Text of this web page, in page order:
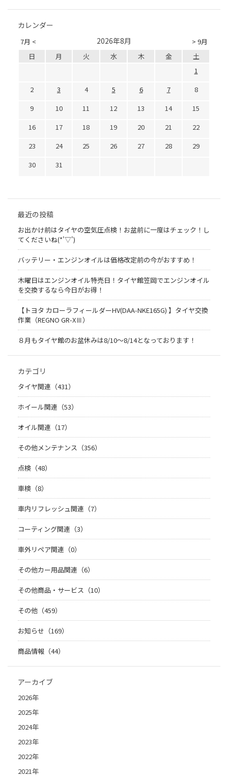
カレンダー
7月 < > 9月
2026年8月
日 月 火 水 木 金
土
1
2
3 4 5 6 7
8
9
10 11 12 13 14
15
16
17 18 19 20 21
22
23
24 25 26 27 28
29
30
31
最近の投稿
お出かけ前はタイヤの空気圧点検！お盆前に一度はチェック！し
てくださいね(*'▽')
バッテリー・エンジンオイルは価格改定前の今がおすすめ！
木曜日はエンジンオイル特売日！タイヤ館笠岡でエンジンオイル
を交換するなら今日がお得！
【トヨタ カローラフィールダーHV(DAA-NKE165G) 】タイヤ交換
作業（REGNO GR-XⅢ）
８月もタイヤ館のお盆休みは8/10～8/14となっております！
カテゴリ
タイヤ関連（431）
ホイール関連（53）
オイル関連（17）
その他メンテナンス（356）
点検（48）
車検（8）
車内リフレッシュ関連（7）
コーティング関連（3）
車外リペア関連（0）
その他カー用品関連（6）
その他商品・サービス（10）
その他（459）
お知らせ（169）
商品情報（44）
アーカイブ
2026年
2025年
2024年
2023年
2022年
2021年